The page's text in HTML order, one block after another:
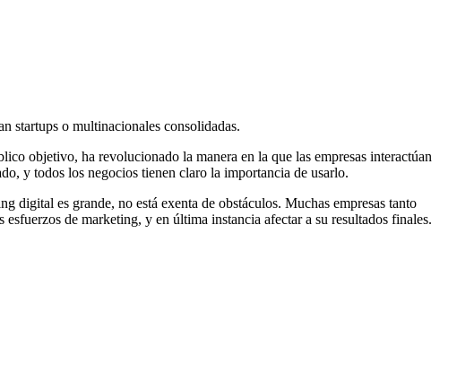
startups o multinacionales consolidadas.
objetivo, ha revolucionado la manera en la que las empresas interactúan
y todos los negocios tienen claro la importancia de usarlo.
digital es grande, no está exenta de obstáculos. Muchas empresas tanto
de marketing, y en última instancia afectar a su resultados finales.